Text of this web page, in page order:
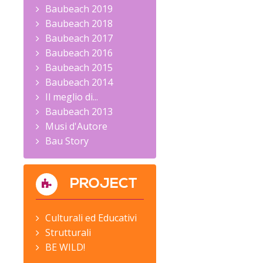
Baubeach 2019
Baubeach 2018
Baubeach 2017
Baubeach 2016
Baubeach 2015
Baubeach 2014
Il meglio di...
Baubeach 2013
Musi d'Autore
Bau Story
PROJECT
Culturali ed Educativi
Strutturali
BE WILD!